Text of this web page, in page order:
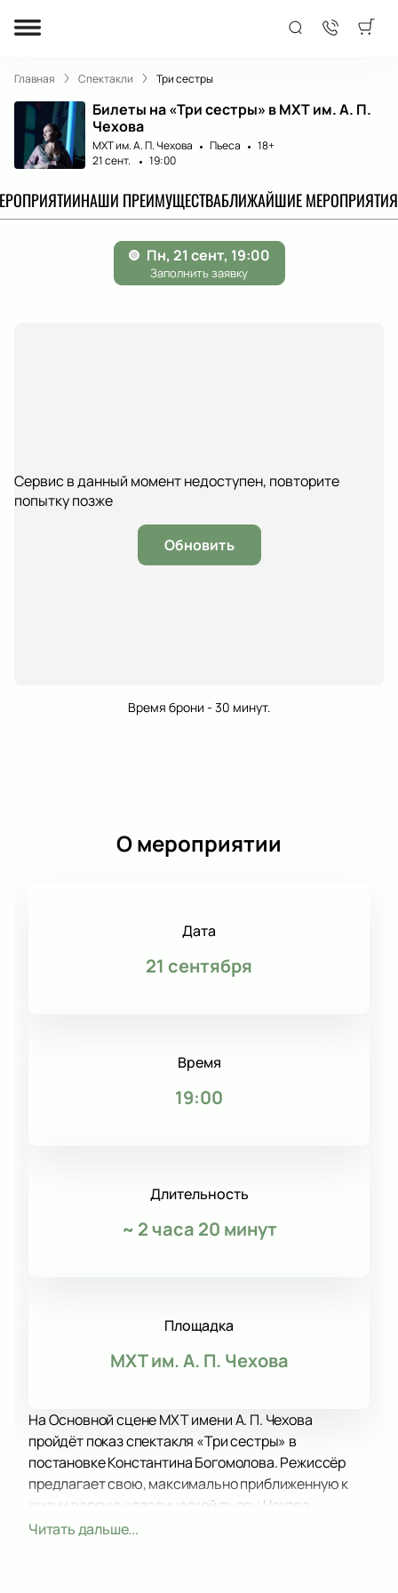
Главная Спектакли Три сестры
Билеты на «Три сестры» в МХТ им. А. П.
Чехова
МХТ им. А. П. Чехова Пьеса
18+
21 сент.
19:00
НАШИ ПРЕИМУЩЕСТВАБЛИЖАЙШИЕ МЕРОПРИЯТИЯ
Сервис в данный момент недоступен, повторите
попытку позже
Обновить
Время брони - 30 минут.
О мероприятии
Дата
21 сентября
Время
19:00
Длительность
~ 2 часа 20 минут
Площадка
МХТ им. А. П. Чехова
На Основной сцене МХТ имени А. П. Чехова
пройдёт показ спектакля «Три сестры» в
постановке Константина Богомолова. Режиссёр
предлагает свою, максимально приближенную к
жизни версию классической пьесы Чехова.
По словам самого Богомолова, работа над
Читать дальше...